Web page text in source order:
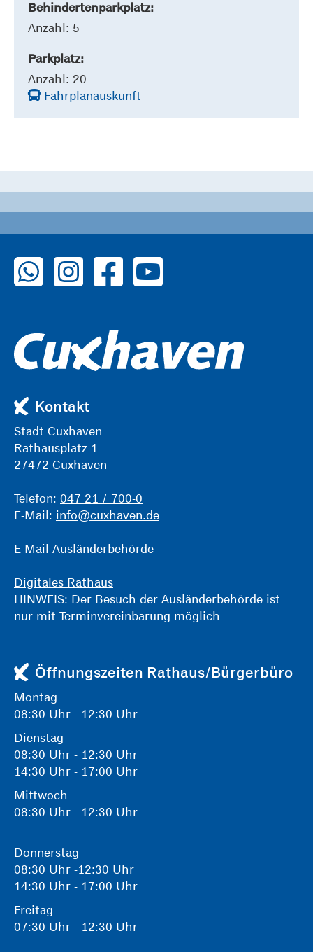
Behindertenparkplatz:
Anzahl: 5
Parkplatz:
Anzahl: 20
Fahrplanauskunft
zu WhatsAppzu Instagramzu Facebook
zu YouTube
Kontakt
Stadt Cuxhaven
Rathausplatz 1
27472 Cuxhaven
Telefon: 047 21 / 700-0
E-Mail: info@cuxhaven.de
E-Mail Ausländerbehörde
Digitales Rathaus
HINWEIS: Der Besuch der Ausländerbehörde ist
nur mit Terminvereinbarung möglich
Öffnungszeiten Rathaus/Bürgerbüro
Montag
08:30 Uhr - 12:30 Uhr
Dienstag
08:30 Uhr - 12:30 Uhr
14:30 Uhr - 17:00 Uhr
Mittwoch
08:30 Uhr - 12:30 Uhr
Donnerstag
08:30 Uhr -12:30 Uhr
14:30 Uhr - 17:00 Uhr
Freitag
07:30 Uhr - 12:30 Uhr